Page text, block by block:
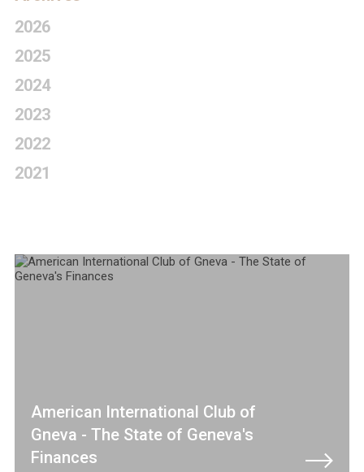
2026
2025
2024
2023
2022
2021
American International Club of
Gneva - The State of Geneva's
Finances